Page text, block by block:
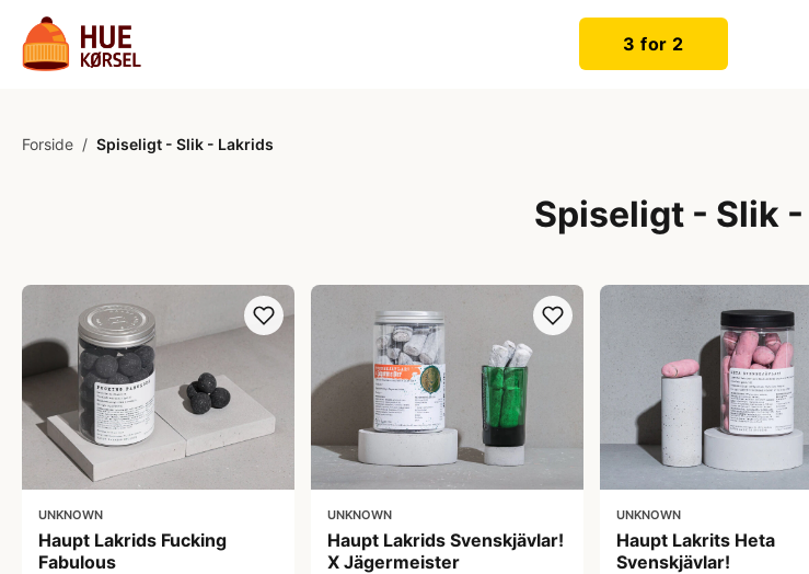
3 for 2
Forside / Spiseligt - Slik - Lakrids
Spiseligt - Slik
UNKNOWN
Haupt Lakrids Fucking
Fabulous
UNKNOWN
Haupt Lakrids Svenskjävlar!
X Jägermeister
UNKNOWN
Haupt Lakrits Heta
Svenskjävlar!